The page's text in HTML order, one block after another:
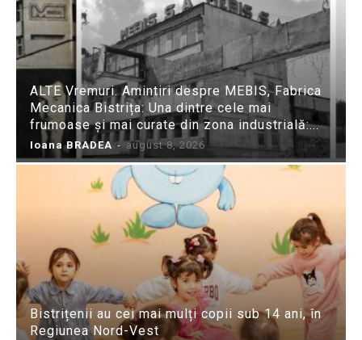
ALTE Vremuri. Amintiri despre MEBIS, Fabrica
Mecanica Bistrița: Una dintre cele mai
frumoase și mai curate din zona industrială:...
Ioana BRADEA - august 8, 2026
Bistrițenii au cei mai mulți copii sub 14 ani, în
Regiunea Nord-Vest